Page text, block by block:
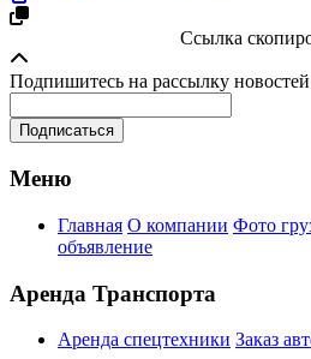
Ссылка
Подпишитесь на рассылку новостей
Меню
Главная О компании Фото
объявление
Аренда Транспорта
Аренда спецтехники Заказ